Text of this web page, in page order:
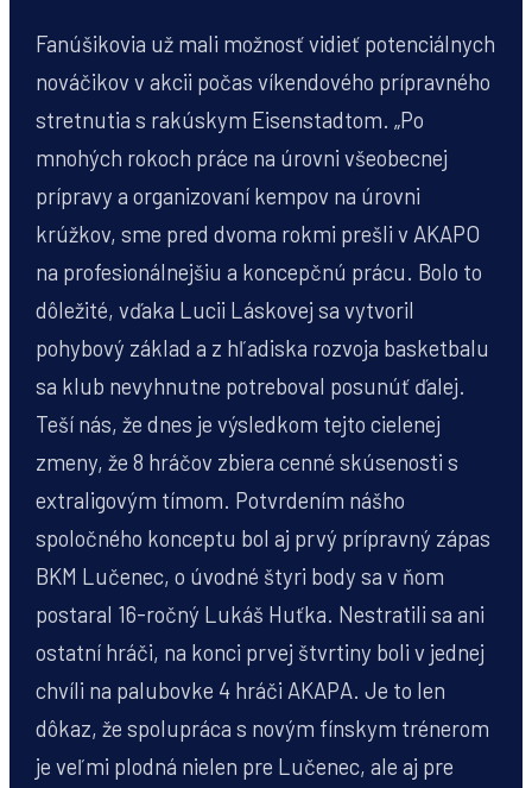
Fanúšikovia už mali možnosť vidieť potenciálnych
nováčikov v akcii počas víkendového prípravného
stretnutia s rakúskym Eisenstadtom. „Po
mnohých rokoch práce na úrovni všeobecnej
prípravy a organizovaní kempov na úrovni
krúžkov, sme pred dvoma rokmi prešli v AKAPO
na profesionálnejšiu a koncepčnú prácu. Bolo to
dôležité, vďaka Lucii Láskovej sa vytvoril
pohybový základ a z hľadiska rozvoja basketbalu
sa klub nevyhnutne potreboval posunúť ďalej.
Teší nás, že dnes je výsledkom tejto cielenej
zmeny, že 8 hráčov zbiera cenné skúsenosti s
extraligovým tímom. Potvrdením nášho
spoločného konceptu bol aj prvý prípravný zápas
BKM Lučenec, o úvodné štyri body sa v ňom
postaral 16-ročný Lukáš Huťka. Nestratili sa ani
ostatní hráči, na konci prvej štvrtiny boli v jednej
chvíli na palubovke 4 hráči AKAPA. Je to len
dôkaz, že spolupráca s novým fínskym trénerom
je veľmi plodná nielen pre Lučenec, ale aj pre